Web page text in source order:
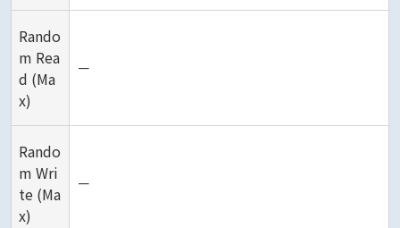
Rando
m Rea
d (Ma
x)
－
Rando
m Wri
te (Ma
x)
－